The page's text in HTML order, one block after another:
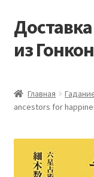
Перейти
к
навигации
Перейти
к
содержимому
из
Контакты
Корзина
Мой аккаунт
Главная
ancestors for